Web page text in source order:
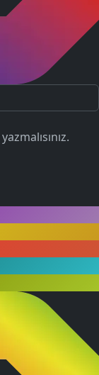
yazmalısınız.